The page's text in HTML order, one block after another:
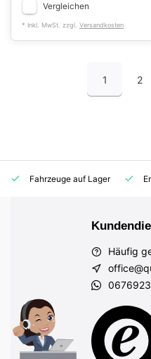
Vergleichen
* Inkl. MwSt. zzgl. Versandkosten
1 2
Fahrzeuge auf Lager
Häufig